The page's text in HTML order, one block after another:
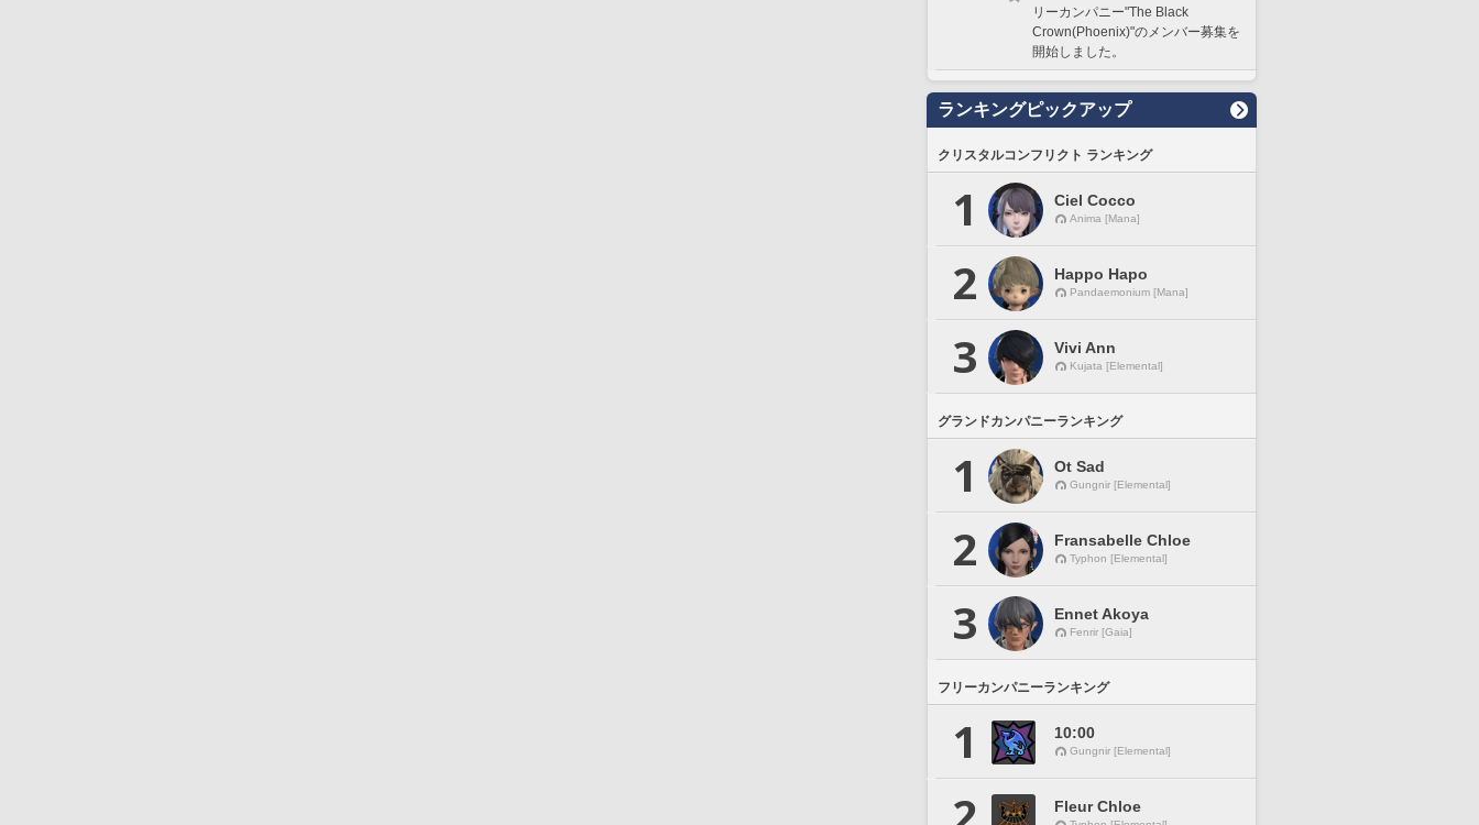
リーカンパニー"The Black
Crown(Phoenix)"のメンバー募集を
開始しました。
ランキングピックアップ
クリスタルコンフリクト ランキング
1 Ciel Cocco
Anima [Mana]
2 Happo Hapo
Pandaemonium [Mana]
3 Vivi Ann
Kujata [Elemental]
グランドカンパニーランキング
1 Ot Sad
Gungnir [Elemental]
2 Fransabelle Chloe
Typhon [Elemental]
3 Ennet Akoya
Fenrir [Gaia]
フリーカンパニーランキング
1 10:00
Gungnir [Elemental]
Fleur Chloe